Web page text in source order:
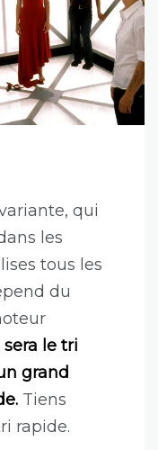
qui
les
tous les
du
sera le tri
grand
Tiens
rapide.